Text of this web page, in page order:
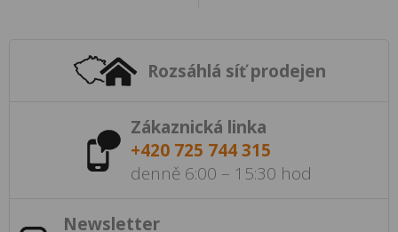
Rozsáhlá síť prodejen
Zákaznická linka
+420 725 744 315
denně 6:00 – 15:30 hod
Newsletter